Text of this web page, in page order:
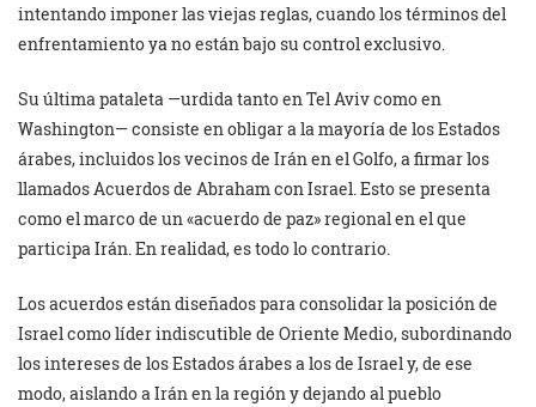
intentando imponer las viejas reglas, cuando los términos del
enfrentamiento ya no están bajo su control exclusivo.
Su última pataleta —urdida tanto en Tel Aviv como en
Washington— consiste en obligar a la mayoría de los Estados
árabes, incluidos los vecinos de Irán en el Golfo, a firmar los
llamados Acuerdos de Abraham con Israel. Esto se presenta
como el marco de un «acuerdo de paz» regional en el que
participa Irán. En realidad, es todo lo contrario.
Los acuerdos están diseñados para consolidar la posición de
Israel como líder indiscutible de Oriente Medio, subordinando
los intereses de los Estados árabes a los de Israel y, de ese
modo, aislando a Irán en la región y dejando al pueblo